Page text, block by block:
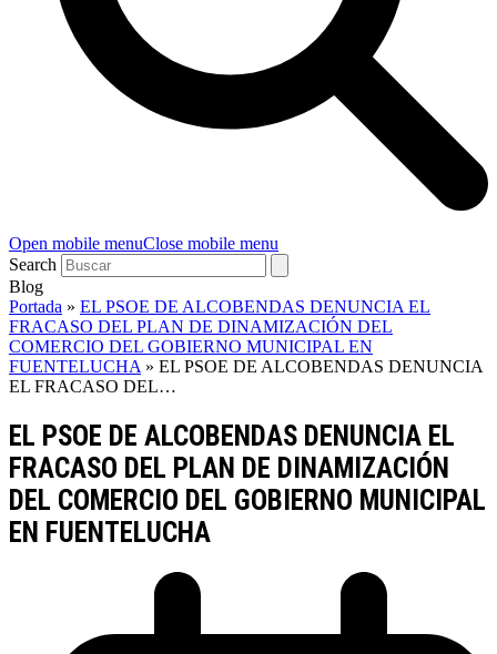
Open mobile menuClose mobile menu
Search
Blog
Portada » EL PSOE DE ALCOBENDAS DENUNCIA EL
FRACASO DEL PLAN DE DINAMIZACIÓN DEL
COMERCIO DEL GOBIERNO MUNICIPAL EN
FUENTELUCHA» EL PSOE DE ALCOBENDAS DENUNCIA
EL FRACASO DEL…
EL PSOE DE ALCOBENDAS DENUNCIA EL
FRACASO DEL PLAN DE DINAMIZACIÓN
DEL COMERCIO DEL GOBIERNO MUNICIPAL
EN FUENTELUCHA